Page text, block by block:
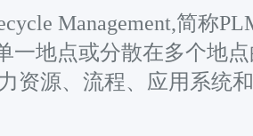
Management,简称
一地点或分散在多个地
资源、流程、应用系统